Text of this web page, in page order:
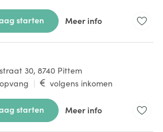
starten Meer info
30, 8740 Pittem
| volgens inkomen
starten Meer info